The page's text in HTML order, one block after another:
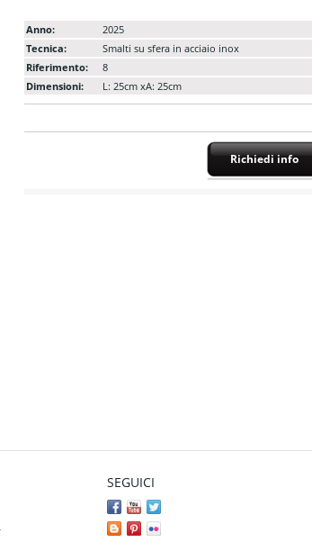
Anno:
2025
Tecnica:
Smalti su sfera in acciaio inox
Riferimento:
8
Dimensioni:
L: 25cm xA: 25cm
Richiedi info
SEGUICI